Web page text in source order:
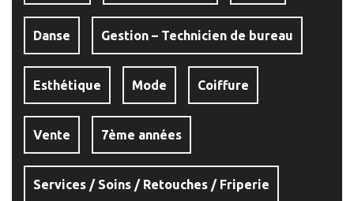
Danse Gestion – Technicien de bureau
Esthétique Mode Coiffure
Vente 7ème années
Services / Soins / Retouches / Friperie